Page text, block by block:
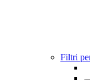
Filtri